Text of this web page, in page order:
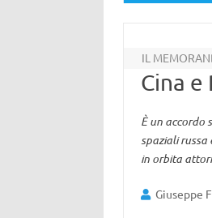
IL
Cina e
È un accordo
spaziali russa
in orbita
Giuseppe